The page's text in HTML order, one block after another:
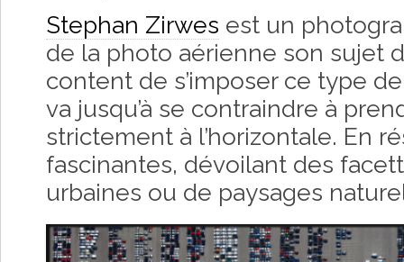
Stephan Zirwes est un
de la photo aérienne son sujet
content de s’imposer ce type
va jusqu’à se contraindre à
strictement à l’horizontale. En
fascinantes, dévoilant des
urbaines ou de paysages